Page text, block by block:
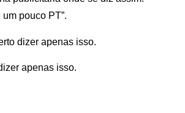
pouco PT”.
dizer apenas isso.
apenas isso.